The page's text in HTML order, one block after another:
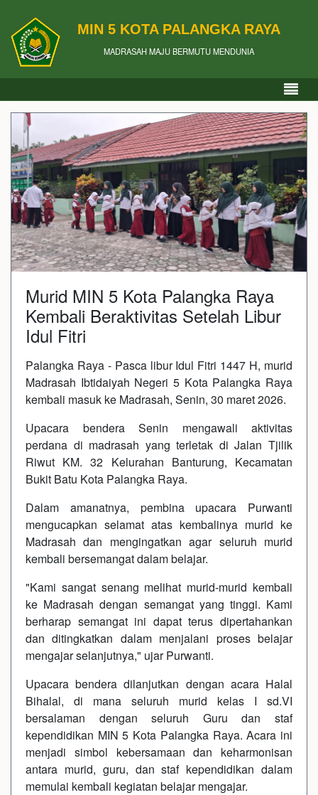
MIN 5 KOTA PALANGKA RAYA
MADRASAH MAJU BERMUTU MENDUNIA
Murid MIN 5 Kota Palangka Raya
Kembali Beraktivitas Setelah Libur
Idul Fitri
Palangka Raya - Pasca libur Idul Fitri 1447 H, murid
Madrasah Ibtidaiyah Negeri 5 Kota Palangka Raya
kembali masuk ke Madrasah, Senin, 30 maret 2026.
Upacara bendera Senin mengawali aktivitas
perdana di madrasah yang terletak di Jalan Tjilik
Riwut KM. 32 Kelurahan Banturung, Kecamatan
Bukit Batu Kota Palangka Raya.
Dalam amanatnya, pembina upacara Purwanti
mengucapkan selamat atas kembalinya murid ke
Madrasah dan mengingatkan agar seluruh murid
kembali bersemangat dalam belajar.
"Kami sangat senang melihat murid-murid kembali
ke Madrasah dengan semangat yang tinggi. Kami
berharap semangat ini dapat terus dipertahankan
dan ditingkatkan dalam menjalani proses belajar
mengajar selanjutnya," ujar Purwanti.
Upacara bendera dilanjutkan dengan acara Halal
Bihalal, di mana seluruh murid kelas I sd.VI
bersalaman dengan seluruh Guru dan staf
kependidikan MIN 5 Kota Palangka Raya. Acara ini
menjadi simbol kebersamaan dan keharmonisan
antara murid, guru, dan staf kependidikan dalam
memulai kembali kegiatan belajar mengajar.